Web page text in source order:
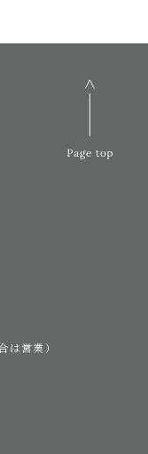
は営業）